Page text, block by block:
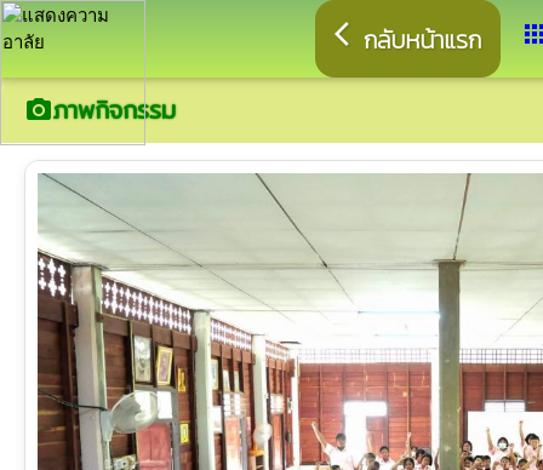
arrow_back_ios กลับหน้าแรก
camera_altภาพกิจกรรม